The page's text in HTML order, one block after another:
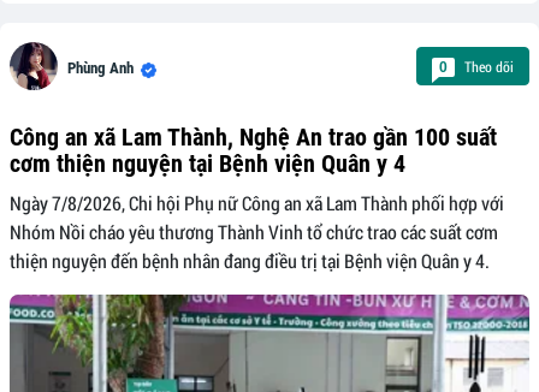
Phùng Anh 0 Theo dõi
Công an xã Lam Thành, Nghệ An trao gần 100 suất
cơm thiện nguyện tại Bệnh viện Quân y 4
Ngày 7/8/2026, Chi hội Phụ nữ Công an xã Lam Thành phối hợp với
Nhóm Nồi cháo yêu thương Thành Vinh tổ chức trao các suất cơm
thiện nguyện đến bệnh nhân đang điều trị tại Bệnh viện Quân y 4.